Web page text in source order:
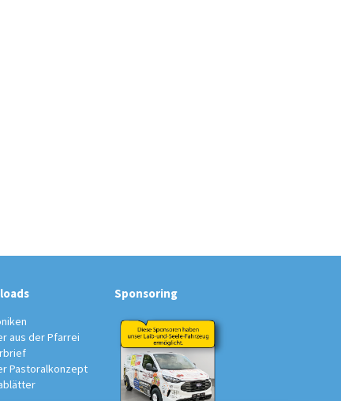
aus der Pfarrei
Pastoralkonzept
Sponsoring